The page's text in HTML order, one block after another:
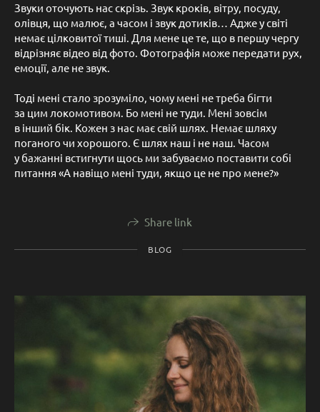
Звуки оточують нас скрізь. Звук кроків, вітру, посуду,
олівця, що малює, а часом і звук дотиків… Адже у світі
немає цілковитої тиші. Для мене це те, що в першу чергу
відрізняє відео від фото. Фотографія може передати рух,
емоції, але не звук.
Тоді мені стало зрозуміло, чому мені не треба бігти
за цим локомотивом. Бо мені не туди. Мені зовсім
в інший бік. Кожен з нас має свій шлях. Немає шляху
поганого чи хорошого. Є шлях наш і не наш. Часом
у бажанні встигнути щось ми забуваємо поставити собі
питання «А навіщо мені туди, якщо це не про мене?»
Share link
BLOG